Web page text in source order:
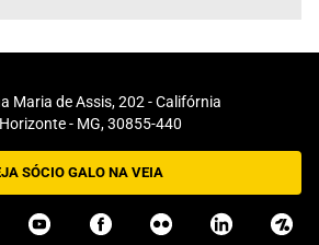
Maria de Assis, 202 - Califórnia
- MG, 30855-440
SÓCIO GALO NA VEIA